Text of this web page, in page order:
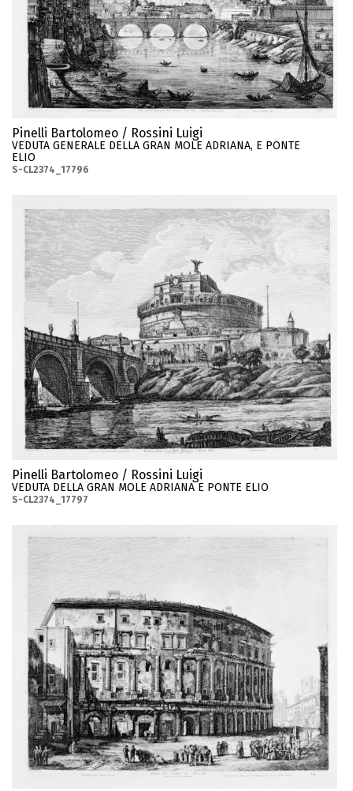
Pinelli Bartolomeo / Rossini Luigi
VEDUTA GENERALE DELLA GRAN MOLE ADRIANA, E PONTE
ELIO
S-CL2374_17796
Pinelli Bartolomeo / Rossini Luigi
VEDUTA DELLA GRAN MOLE ADRIANA E PONTE ELIO
S-CL2374_17797